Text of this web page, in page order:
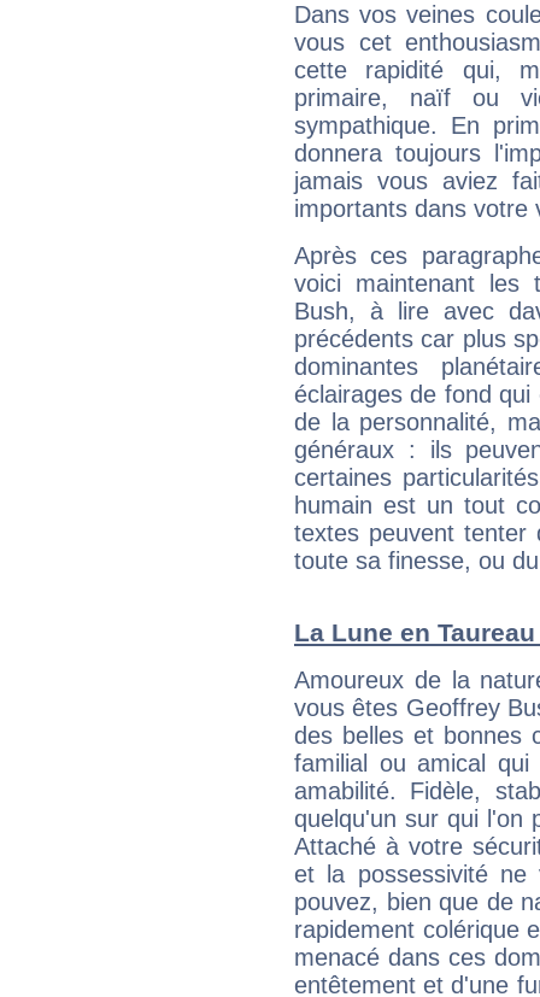
Dans vos veines
vous cet
cette rapidité qui,
primaire, naïf ou
sympathique. En
donnera toujours
jamais vous aviez
importants dans votre
Après ces
voici maintenant les
Bush, à lire avec
précédents car plus
dominantes
éclairages de fond
de la personnalité,
généraux : ils
certaines
humain est un tout
textes peuvent tenter
toute sa finesse, ou
La Lune en
Amoureux de la
vous êtes Geoffrey
des belles et bonnes
familial ou amical
amabilité. Fidèle,
quelqu'un sur qui l'on
Attaché à votre
et la possessivité
pouvez, bien que de
rapidement colérique
menacé dans ces
entêtement et d'une